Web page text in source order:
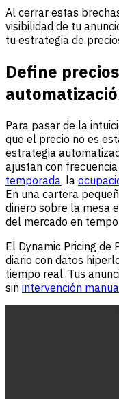
Al cerrar estas
visibilidad de tu
tu estrategia de
Define
Para pasar de la
que el precio no es
estrategia
ajustan con
temporada, la
En una cartera
dinero sobre la mesa
del mercado en
El Dynamic Pricing de
diario con datos
tiempo real. Tus
sin intervención